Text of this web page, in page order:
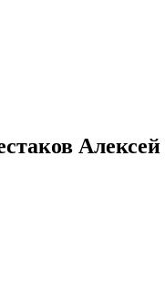
Алексей